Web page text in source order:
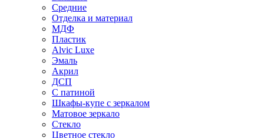
Средние
Отделка и материал
МДФ
Пластик
Alvic Luxe
Эмаль
Акрил
ДСП
С патиной
Шкафы-купе с зеркалом
Матовое зеркало
Стекло
Цветное стекло